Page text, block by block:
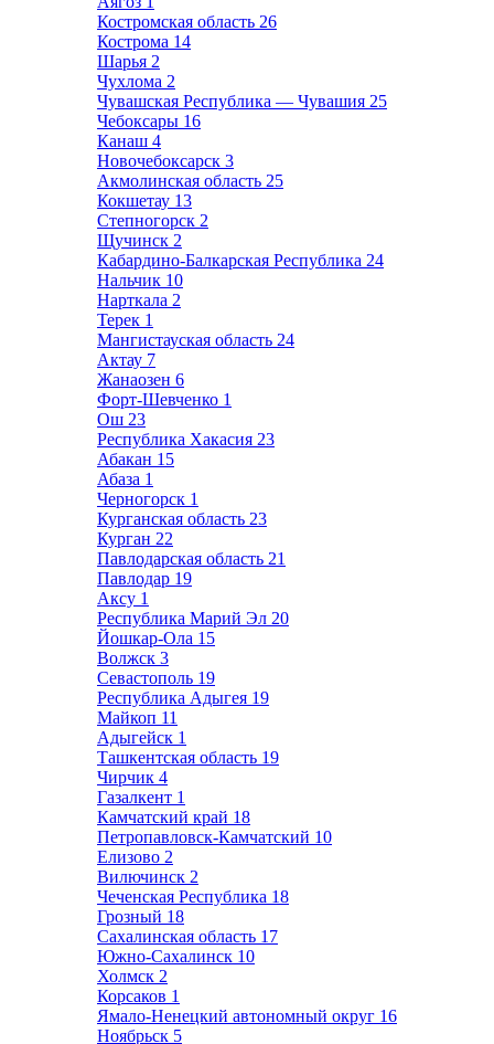
Костромская область 26
Кострома 14
Шарья 2
Чухлома 2
Чувашская Республика — Чувашия 25
Чебоксары 16
Канаш 4
Новочебоксарск 3
Акмолинская область 25
Кокшетау 13
Степногорск 2
Щучинск 2
Кабардино-Балкарская Республика 24
Нальчик 10
Нарткала 2
Терек 1
Мангистауская область 24
Актау 7
Жанаозен 6
Форт-Шевченко 1
Ош 23
Республика Хакасия 23
Абакан 15
Абаза 1
Черногорск 1
Курганская область 23
Курган 22
Павлодарская область 21
Павлодар 19
Аксу 1
Республика Марий Эл 20
Йошкар-Ола 15
Волжск 3
Севастополь 19
Республика Адыгея 19
Майкоп 11
Адыгейск 1
Ташкентская область 19
Чирчик 4
Газалкент 1
Камчатский край 18
Петропавловск-Камчатский 10
Елизово 2
Вилючинск 2
Чеченская Республика 18
Грозный 18
Сахалинская область 17
Южно-Сахалинск 10
Холмск 2
Корсаков 1
Ямало-Ненецкий автономный округ 16
Ноябрьск 5